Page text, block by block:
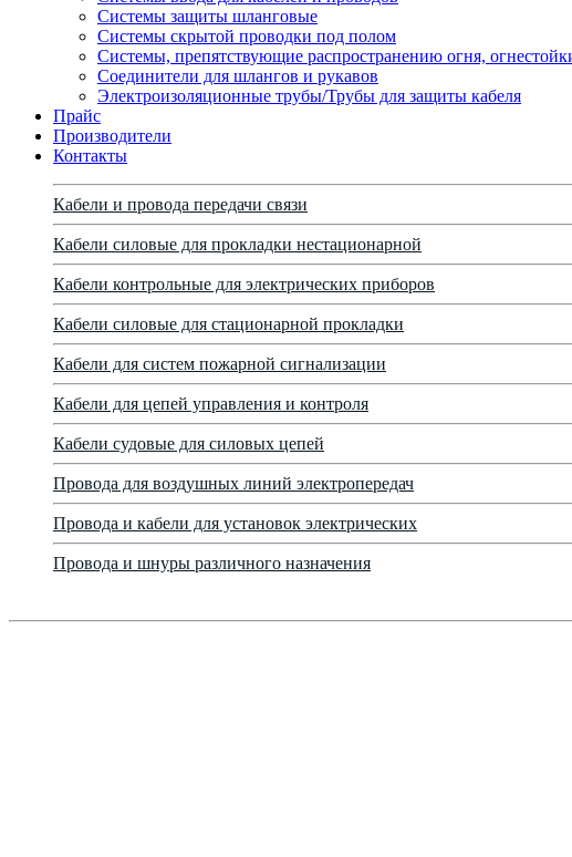
Системы защиты шланговые
Системы скрытой проводки под полом
Системы, препятствующие распространению огня,
Соединители для шлангов и рукавов
Электроизоляционные трубы/Трубы для защиты кабеля
Прайс
Производители
Контакты
Кабели и провода передачи связи
Кабели силовые для прокладки нестационарной
Кабели контрольные для электрических приборов
Кабели силовые для стационарной прокладки
Кабели для систем пожарной сигнализации
Кабели для цепей управления и контроля
Кабели судовые для силовых цепей
Провода для воздушных линий электропередач
Провода и кабели для установок электрических
Провода и шнуры различного назначения